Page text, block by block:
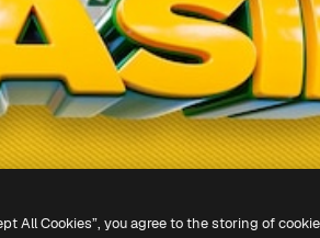
All Cookies”, you agree to the storing of